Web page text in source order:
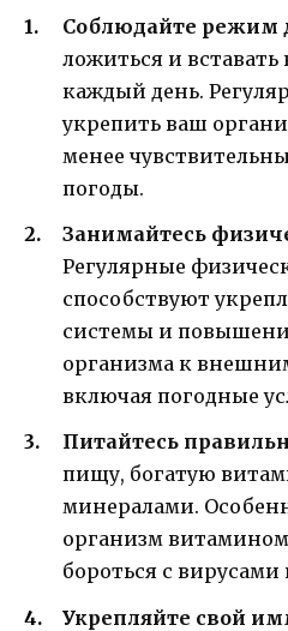
Соблюдайте режим
ложиться и
каждый день.
укрепить ваш
менее
погоды.
Занимайтесь
Регулярные
способствуют
системы и
организма к
включая погодные
Питайтесь
пищу, богатую
минералами.
организм
бороться с
Укрепляйте свой